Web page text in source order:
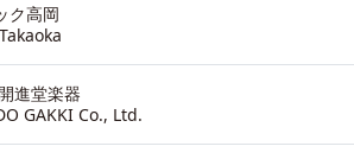
ク高岡
進堂楽器
GAKKI Co., Ltd.